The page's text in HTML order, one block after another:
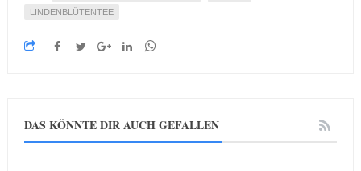
LINDENBLÜTENTEE
DAS KÖNNTE DIR AUCH GEFALLEN